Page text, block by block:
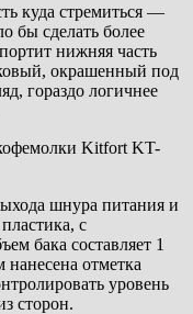
куда стремиться —
бы сделать более
нижняя часть
окрашенный под
гораздо логичнее
шнура питания и
с
бака составляет 1
отметка
уровень
сторон.